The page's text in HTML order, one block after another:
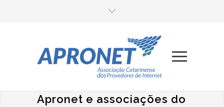
Apronet e associações do